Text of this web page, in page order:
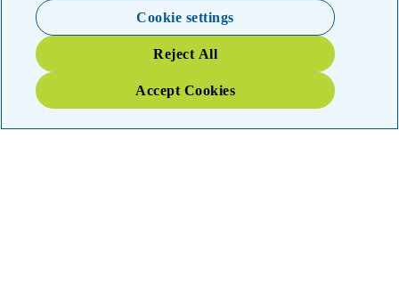
Emergency 3X Match
Kidney patients in Washington state have lost access to dialysis,
medications and food due to wildfires. Your gift right now will go
Cookie settings
Reject All
Accept Cookies